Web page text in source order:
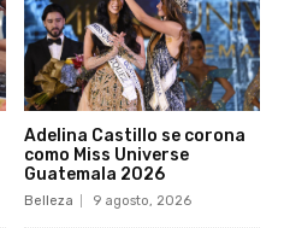
Adelina Castillo se corona
como Miss Universe
Guatemala 2026
Belleza 9 agosto, 2026